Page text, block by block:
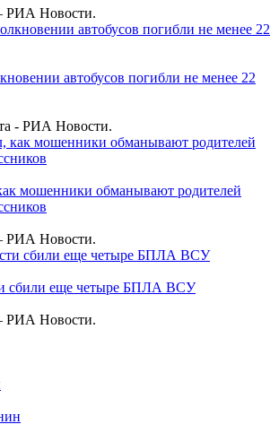
Новости.
автобусов погибли не менее 22
- РИА Новости.
мошенники обманывают родителей
Новости.
сбили еще четыре БПЛА ВСУ
Новости.